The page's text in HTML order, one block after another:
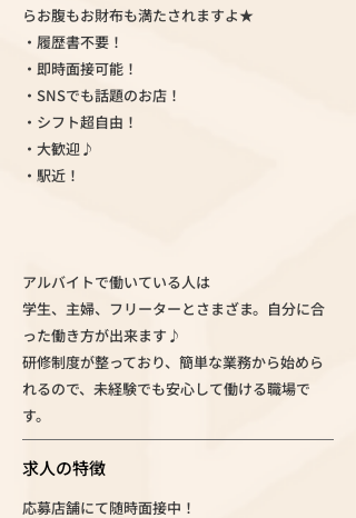
らお腹もお財布も満たされますよ★
・履歴書不要！
・即時面接可能！
・SNSでも話題のお店！
・シフト超自由！
・大歓迎♪
・駅近！
アルバイトで働いている人は
学生、主婦、フリーターとさまざま。自分に合
った働き方が出来ます♪
研修制度が整っており、簡単な業務から始めら
れるので、未経験でも安心して働ける職場で
す。
求人の特徴
応募店舗にて随時面接中！